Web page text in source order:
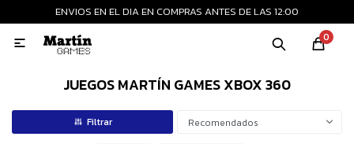
ENVIOS EN EL DIA EN COMPRAS ANTES DE LAS 12:00
0

JUEGOS MARTÍN GAMES XBOX 360
Recomendados
MI CUENTA
Consolas nuevas